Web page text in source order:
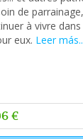
de
à vivre
eux. Leer
€